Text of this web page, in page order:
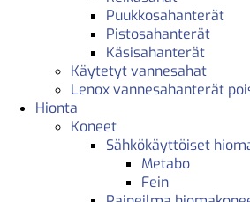
Puukkosahanterät
Pistosahanterät
Käsisahanterät
Käytetyt vannesahat
Lenox vannesahanterät
Hionta
Koneet
Sähkökäyttöiset
Metabo
Fein